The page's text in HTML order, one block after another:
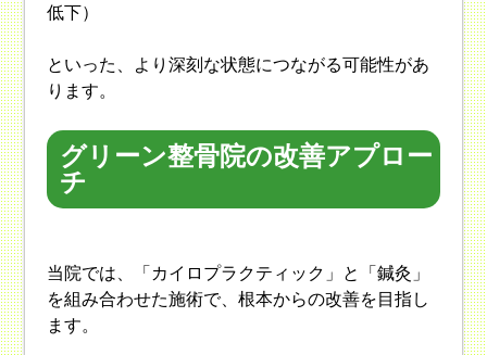
低下）
といった、より深刻な状態につながる可能性があ
ります。
グリーン整骨院の改善アプロー
チ
当院では、「カイロプラクティック」と「鍼灸」
を組み合わせた施術で、根本からの改善を目指し
ます。